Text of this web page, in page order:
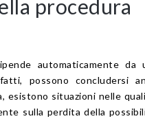
procedura
automaticamente da
possono concludersi
situazioni nelle
sulla perdita della